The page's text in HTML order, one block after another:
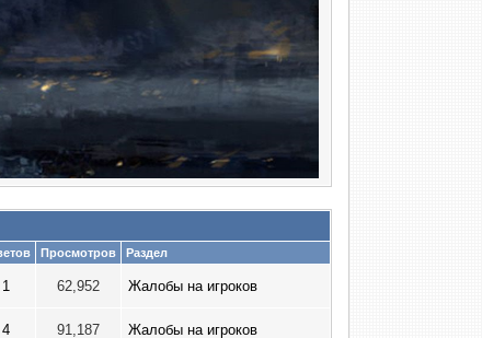
Просмотров Раздел
1 62,952 Жалобы на игроков
4 91,187 Жалобы на игроков